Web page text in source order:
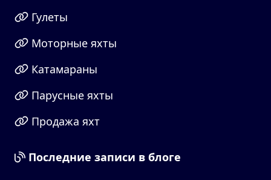
Гулеты
Моторные яхты
Катамараны
Парусные яхты
Продажа яхт
Последние записи в блоге